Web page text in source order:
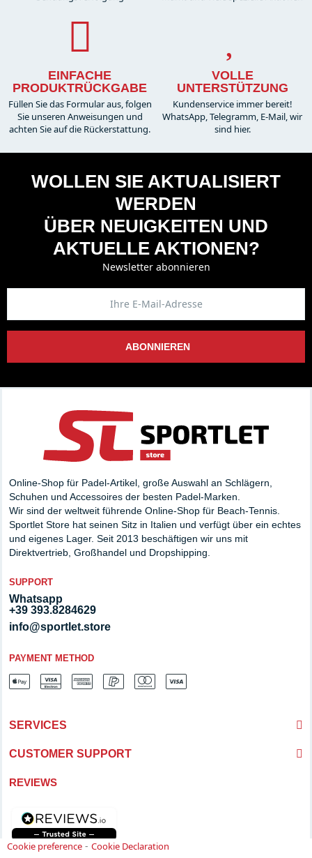
EINFACHE
PRODUKTRÜCKGABE
Füllen Sie das Formular aus, folgen
Sie unseren Anweisungen und
achten Sie auf die Rückerstattung.
VOLLE
UNTERSTÜTZUNG
Kundenservice immer bereit!
WhatsApp, Telegramm, E-Mail, wir
sind hier.
WOLLEN SIE AKTUALISIERT
WERDEN
ÜBER NEUIGKEITEN UND
AKTUELLE AKTIONEN?
Newsletter abonnieren
ABONNIEREN
Online-Shop für Padel-Artikel, große Auswahl an Schlägern,
Schuhen und Accessoires der besten Padel-Marken.
Wir sind der weltweit führende Online-Shop für Beach-Tennis.
Sportlet Store hat seinen Sitz in Italien und verfügt über ein echtes
und eigenes Lager. Seit 2013 beschäftigen wir uns mit
Direktvertrieb, Großhandel und Dropshipping.
SUPPORT
Whatsapp
+39 393.8284629
info@sportlet.store
PAYMENT METHOD
SERVICES
CUSTOMER SUPPORT
REVIEWS
Cookie preference - Cookie Declaration